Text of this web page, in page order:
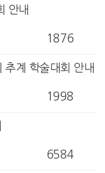
안내
1876
계 학술대회 안내
1998
6584